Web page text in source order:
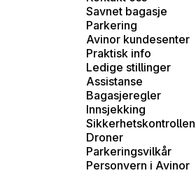
Savnet bagasje
Parkering
Avinor kundesenter
Praktisk info
Ledige stillinger
Assistanse
Bagasjeregler
Innsjekking
Sikkerhetskontrollen
Droner
Parkeringsvilkår
Personvern i Avinor